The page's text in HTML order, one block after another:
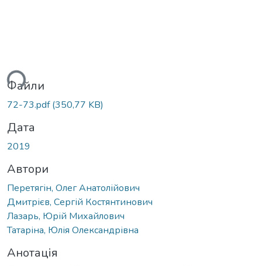
Файли
72-73.pdf(350,77 KB)
Дата
2019
Автори
Перетягін, Олег Анатолійович
Дмитрієв, Сергій Костянтинович
Лазарь, Юрій Михайлович
Татаріна, Юлія Олександрівна
Анотація